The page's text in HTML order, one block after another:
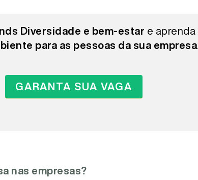
Diversidade e bem-estar e aprenda
para as pessoas da sua empresa
GARANTA SUA VAGA
nas empresas?